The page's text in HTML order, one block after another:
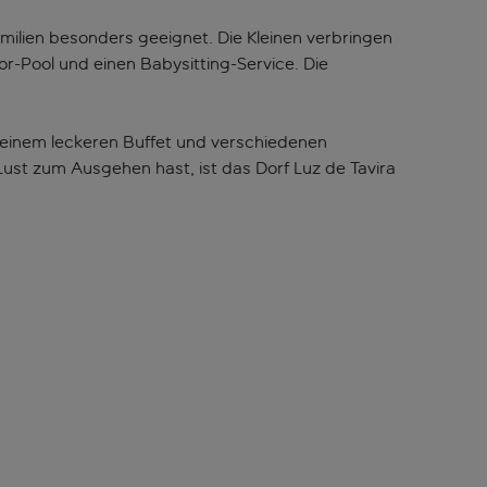
besonders geeignet. Die Kleinen verbringen
Pool und einen Babysitting-Service. Die
leckeren Buffet und verschiedenen
zum Ausgehen hast, ist das Dorf Luz de Tavira